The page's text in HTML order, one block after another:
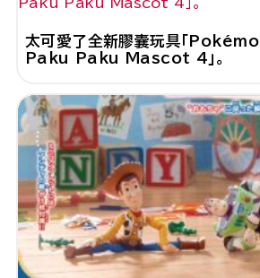
太可愛了全新膠囊玩具「
Paku Paku Mascot 4」。